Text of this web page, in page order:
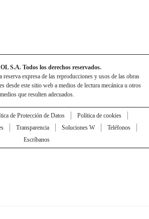
S.A. Todos los derechos reservados.
expresa de las reproducciones y usos de las obras
desde este sitio web a medios de lectura mecánica u otros
medios que resulten adecuados.
de Protección de Datos
Política de cookies
Transparencia Soluciones W
Teléfonos
Escríbanos